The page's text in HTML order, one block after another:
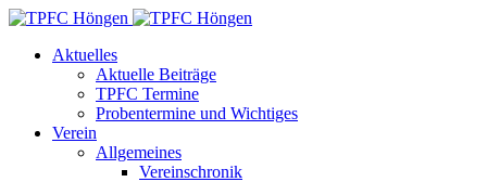
Aktuelles
Aktuelle Beiträge
TPFC Termine
Probentermine und Wichtiges
Verein
Allgemeines
Vereinschronik